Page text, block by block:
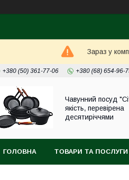
Зараз у
+380 (50) 361-77-06 +380 (68) 654-96-
Чавунний посуд
якість, перевірена
десятиріччями
ГОЛОВНА ТОВАРИ ТА ПОСЛУГИ